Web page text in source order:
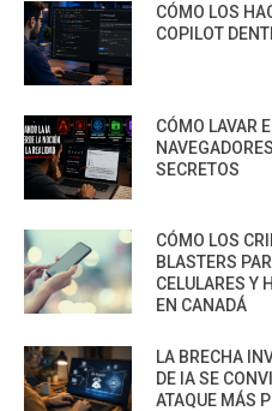
CÓMO LOS
COPILOT
CÓMO LAVAR
SECRETOS
CÓMO LOS
BLASTERS
CELULARES Y
EN CANADÁ
LA BRECHA
DE IA SE
ATAQUE MÁS